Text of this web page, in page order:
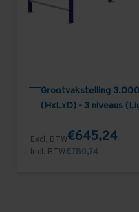
Grootvakstelling
(HxLxD) - 3 niveaus
Excl. BTW€645,24
Incl. BTW€780,74